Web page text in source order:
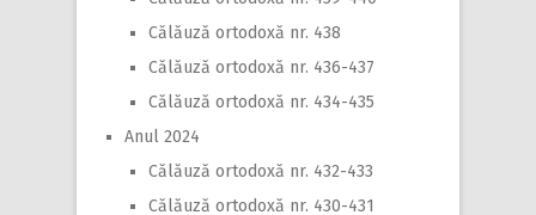
Călăuză ortodoxă nr. 438
Călăuză ortodoxă nr. 436-437
Călăuză ortodoxă nr. 434-435
Anul 2024
Călăuză ortodoxă nr. 432-433
Călăuză ortodoxă nr. 430-431